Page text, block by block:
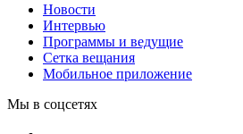
Новости
Интервью
Программы и ведущие
Сетка вещания
Мобильное приложение
Мы в соцсетях